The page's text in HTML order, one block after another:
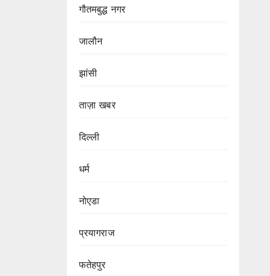
गौतमबुद्ध नगर
जालौन
झांसी
ताज़ा खबर
दिल्ली
धर्म
नोएडा
प्रयागराज
फतेहपुर